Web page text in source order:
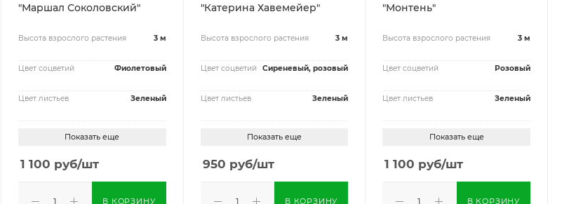
"Маршал Соколовский"
Высота взрослого растения 3 м
Цвет соцветий Фиолетовый
Цвет листьев Зеленый
Показать еще
1 100 руб/шт
В КОРЗИНУ
"Катерина Хавемейер"
Высота взрослого растения 3 м
Цвет соцветий Сиреневый, розовый
Цвет листьев Зеленый
Показать еще
950 руб/шт
В КОРЗИНУ
"Монтень"
Высота взрослого растения 3 м
Цвет соцветий Розовый
Цвет листьев Зеленый
Показать еще
1 100 руб/шт
В КОРЗИНУ